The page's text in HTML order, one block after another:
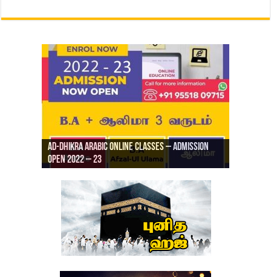
Ad-Dhikra Arabic Online Classes – Admission
Open 2022 – 23
Ad-Dhikra Arabic Online Classes – BA Arabic
AD DHIKRA ARABIC COLLEGE ADMISSION
ரியாத் ஜும்ஆ தமிழாக்கம், Jamia Al Hajiri
Masjid (Kuwait Masjid), Malaz, Riyadh